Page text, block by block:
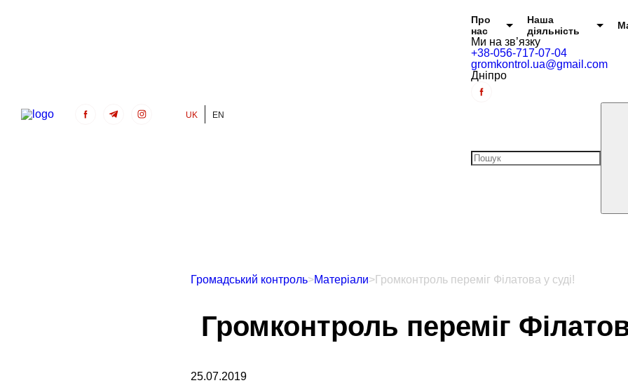
UK EN
Головне меню
Про
нас
Наша
діяльність
Ми на зв’язку
+38-056-717-07-04
gromkontrol.ua@gmail.com
Дніпро
Громадський контроль>Матеріали>Громконтроль переміг Філатова у суді!
Громконтроль переміг
25.07.2019